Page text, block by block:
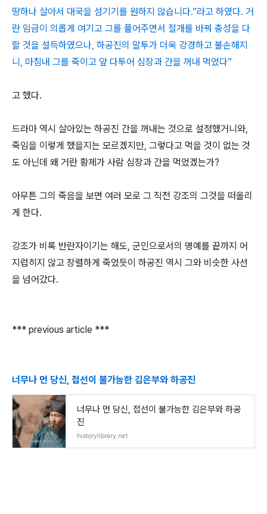
땅하나 살아서 대국을 섬기기를 원하지 않습니다.”라고 하였다. 거
란 임금이 의롭게 여기고 그를 풀어주면서 절개를 바꿔 충성을 다
할 것을 설득하였으나, 하공진의 말투가 더욱 강경하고 불손해지
니, 마침내 그를 죽이고 앞 다투어 심장과 간을 꺼내 먹었다”
고 했다.
드라마 역시 살아있는 하공진 간을 꺼내는 것으로 설정했거니와,
죽임을 이렇게 했을지는 모르겠지만, 그렇다고 먹을 것이 없는 것
도 아닌데 왜 거란 황제가 사람 심장과 간을 먹었겠는가?
아무튼 그의 죽음을 보면 여러 모로 그 직전 강조의 그것을 떠올리
게 한다.
강조가 비록 반란자이기는 해도, 군인으로서의 명예를 끝까지 어
지럽히지 않고 장렬하게 죽었듯이 하공진 역시 그와 비슷한 사선
을 넘어갔다.
*** previous article ***
너무나 먼 당신, 접선이 불가능한 김은부와 하공진
너무나 먼 당신, 접선이 불가능한 김은부와 하공
진
historylibrary.net